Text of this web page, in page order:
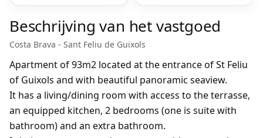
Beschrijving van het vastgoed
Costa Brava - Sant Feliu de Guixols
Apartment of 93m2 located at the entrance of St Feliu
of Guixols and with beautiful panoramic seaview.
It has a living/dining room with access to the terrasse,
an equipped kitchen, 2 bedrooms (one is suite with
bathroom) and an extra bathroom.